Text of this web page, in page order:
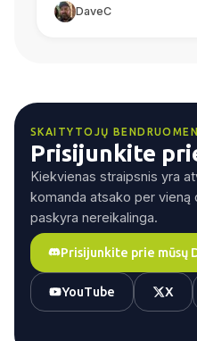
procesoriaus našumas,
DaveC
SKAITYTOJŲ
Prisijunkite
Kiekvienas straipsnis yra
komanda atsako per vieną
paskyra nereikalinga.
Prisijunkite prie mūsų
YouTube X